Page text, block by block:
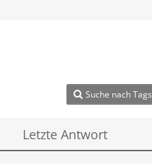
Suche nach Tags
Letzte Antwort